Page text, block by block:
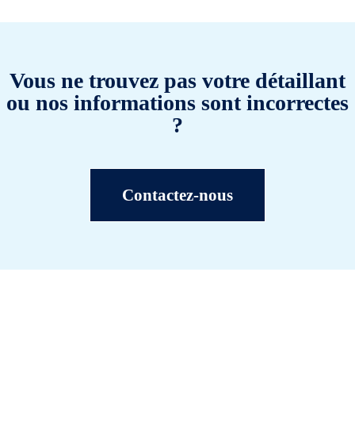
Vous ne trouvez pas votre détaillant
ou nos informations sont incorrectes
?
Contactez-nous